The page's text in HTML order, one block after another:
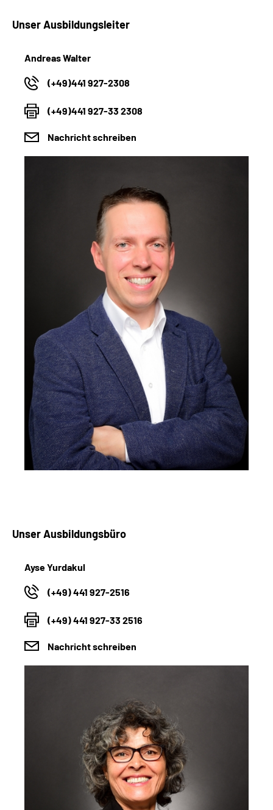
Unser Ausbildungsleiter
Andreas Walter
(+49)441 927-2308
(+49)441 927-33 2308
Nachricht schreiben
Unser Ausbildungsbüro
Ayse Yurdakul
(+49) 441 927-2516
(+49) 441 927-33 2516
Nachricht schreiben